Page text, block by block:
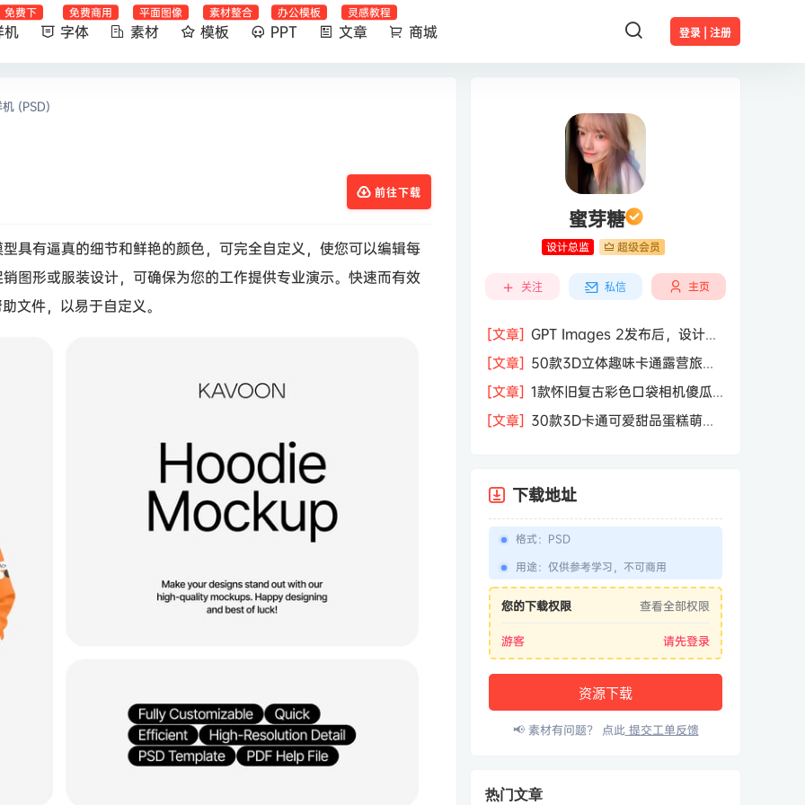
登录 | 注册
机
免费下
字体
免费商用
素材
平面图像
模板
素材整合
PPT
办公模板
文章
灵感教程
商城
(PSD)
前往下载
具有逼真的细节和鲜艳的颜色，可完全自定义，使您可以编辑每
图形或服装设计，可确保为您的工作提供专业演示。快速而有效
文件，以易于自定义。
蜜芽糖
设计总监 超级会员
关注 私信 主页
[文章] GPT Images 2发布后，设计行
业的天真的塌了？
[文章] 50款3D立体趣味卡通露营旅行
度假旅游装备插图插画PNG免抠图片素
材图
[文章] 1款怀旧复古彩色口袋相机傻瓜
相机屏幕模型PSD模板样机效果图素材
[文章] 30款3D卡通可爱甜品蛋糕萌趣
下载地址
格式： PSD
用途： 仅供参考学习，不可商用
您的下载权限 查看全部权限
游客 请先登录
资源下载
📢 素材有问题？ 点此提交工单反馈
热门文章